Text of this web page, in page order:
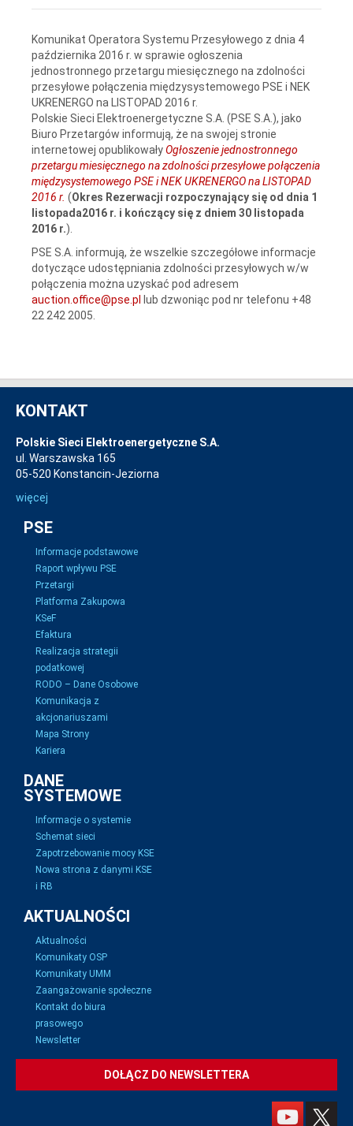
Komunikat Operatora Systemu Przesyłowego z dnia 4
października 2016 r. w sprawie ogłoszenia
jednostronnego przetargu miesięcznego na zdolności
przesyłowe połączenia międzysystemowego PSE i NEK
UKRENERGO na LISTOPAD 2016 r.
Polskie Sieci Elektroenergetyczne S.A. (PSE S.A.), jako
Biuro Przetargów informują, że na swojej stronie
internetowej opublikowałyOgłoszenie jednostronnego
przetargu miesięcznego na zdolności przesyłowe połączenia
międzysystemowego PSE i NEK UKRENERGO na LISTOPAD
2016 r. (Okres Rezerwacji rozpoczynający się od dnia 1
listopada2016 r. i kończący się z dniem 30 listopada
2016 r.).
PSE S.A. informują, że wszelkie szczegółowe informacje
dotyczące udostępniania zdolności przesyłowych w/w
połączenia można uzyskać pod adresem
auction.office@pse.pl
lub dzwoniąc pod nr telefonu +48
22 242 2005.
KONTAKT
Polskie Sieci Elektroenergetyczne S.A.
ul. Warszawska 165
05-520 Konstancin-Jeziorna
więcej
PSE
Informacje podstawowe
Raport wpływu PSE
Przetargi
Platforma Zakupowa
KSeF
Efaktura
Realizacja strategii
podatkowej
RODO – Dane Osobowe
Komunikacja z
akcjonariuszami
Mapa Strony
Kariera
DANE
SYSTEMOWE
Informacje o systemie
Schemat sieci
Zapotrzebowanie mocy KSE
Nowa strona z danymi KSE
i RB
AKTUALNOŚCI
Aktualności
Komunikaty OSP
Komunikaty UMM
Zaangażowanie społeczne
Kontakt do biura
prasowego
Newsletter
DOŁĄCZ DO NEWSLETTERA